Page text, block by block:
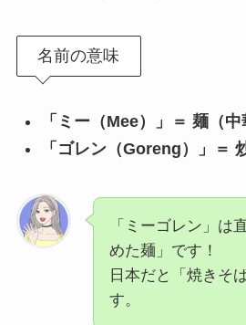
名前の意味
「ミー（Mee）」＝ 麺（中
「ゴレン（Goreng）」＝
「ミーゴレン」は
めた麺」です！
日本だと「焼きそ
す。